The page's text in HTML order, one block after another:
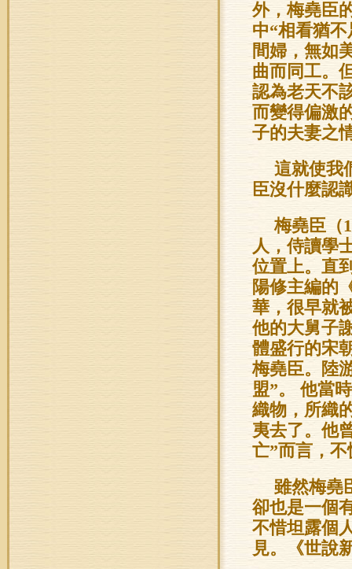
外，梅堯臣
中“相看猶
間婦，無如
曲而同工。
認為老天不
而變得偏激
子的夫妻之
這就使我
臣沒什麼認
梅堯臣（
人，侍讀學
位置上。直
陽修主編的
華，很早就
他的大舅子
體盛行的宋
梅堯臣。陸
盟”。 他當
織物，所織
夷去了。他
亡”而言，
雖然梅堯
卻也是一個
不惜坦露個
見。《世說